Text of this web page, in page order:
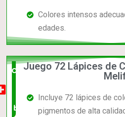
Colores intensos
edades.
Opción
buena
Juego 72 Lápices de
Incluye 72 lápices de
pigmentos de alta